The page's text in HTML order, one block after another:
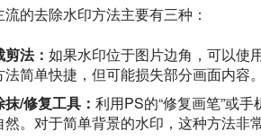
流的去除水印方法主要有三种：
剪法： 如果水印位于图片边角，可以使
法简单快捷，但可能损失部分画面内容。
抹/修复工具： 利用PS的“修复画笔”或
然。对于简单背景的水印，这种方法非常